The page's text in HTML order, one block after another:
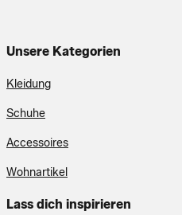
Unsere Kategorien
Kleidung
Schuhe
Accessoires
Wohnartikel
Lass dich inspirieren